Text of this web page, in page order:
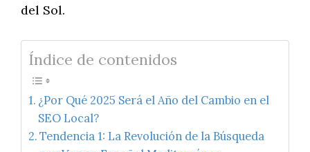
del Sol.
Índice de contenidos
¿Por Qué 2025 Será el Año del Cambio en el
SEO Local?
Tendencia 1: La Revolución de la Búsqueda